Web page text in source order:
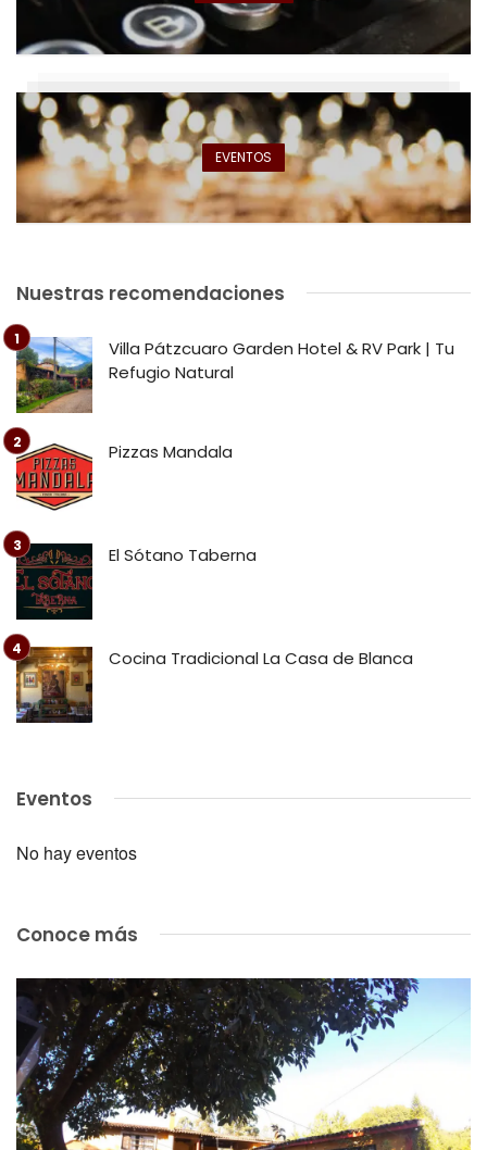
EVENTOS
Nuestras recomendaciones
Villa Pátzcuaro Garden Hotel & RV Park | Tu
Refugio Natural
Pizzas Mandala
El Sótano Taberna
Cocina Tradicional La Casa de Blanca
Eventos
No hay eventos
Conoce más